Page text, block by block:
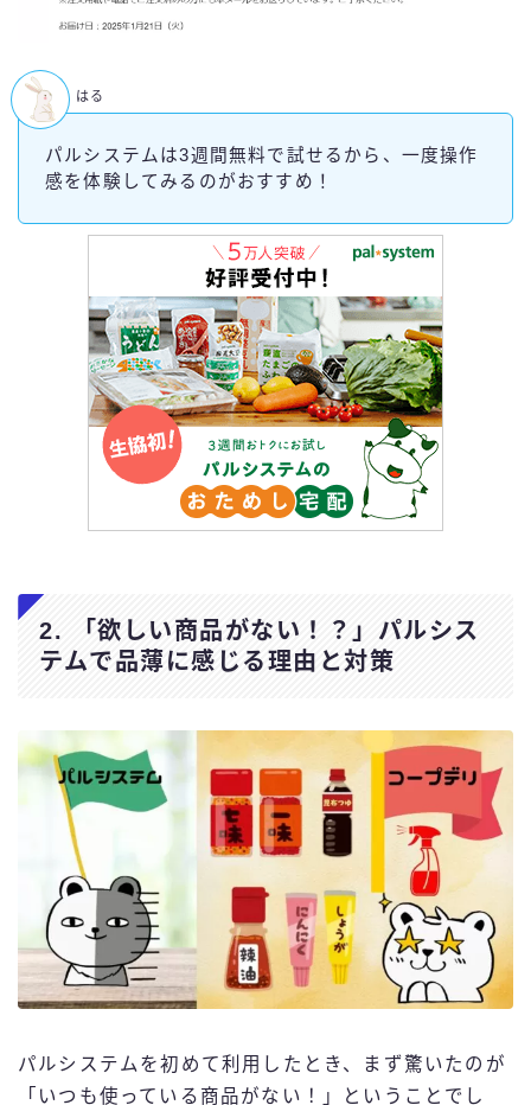
パルシステムは3週間無料で試せるから、一度操作
感を体験してみるのがおすすめ！
はる
2. 「欲しい商品がない！？」パルシス
テムで品薄に感じる理由と対策
パルシステムを初めて利用したとき、まず驚いたのが
「いつも使っている商品がない！」ということでし